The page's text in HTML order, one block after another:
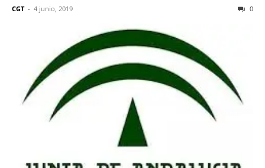
CGT - 4 junio, 2019 0